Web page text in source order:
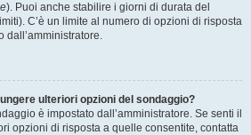
). Puoi anche stabilire i giorni di durata del
C’è un limite al numero di opzioni di risposta
dall’amministratore.
ulteriori opzioni del sondaggio?
è impostato dall’amministratore. Se senti il
opzioni di risposta a quelle consentite, contatta